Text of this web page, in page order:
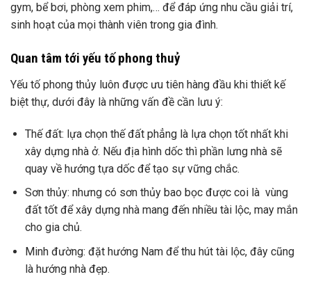
gym, bể bơi, phòng xem phim,… để đáp ứng nhu cầu giải trí,
sinh hoạt của mọi thành viên trong gia đình.
Quan tâm tới yếu tố phong thuỷ
Yếu tố phong thủy luôn được ưu tiên hàng đầu khi thiết kế
biệt thự, dưới đây là những vấn đề cần lưu ý:
Thế đất: lựa chọn thế đất phẳng là lựa chọn tốt nhất khi
xây dựng nhà ở. Nếu địa hình dốc thì phần lưng nhà sẽ
quay về hướng tựa dốc để tạo sự vững chắc.
Sơn thủy: nhưng có sơn thủy bao bọc được coi là vùng
đất tốt để xây dựng nhà mang đến nhiều tài lộc, may mắn
cho gia chủ.
Minh đường: đặt hướng Nam để thu hút tài lộc, đây cũng
là hướng nhà đẹp.